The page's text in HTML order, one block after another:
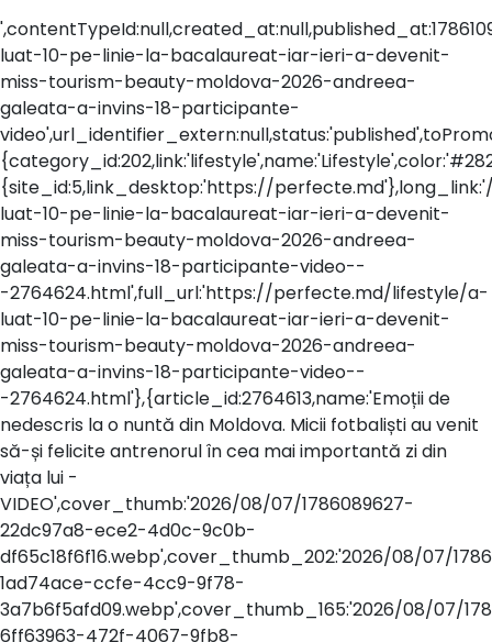
luat-10-pe-linie-la-bacalaureat-iar-ieri-a-devenit-
miss-tourism-beauty-moldova-2026-andreea-
galeata-a-invins-18-participante-
{site_id:5,link_desktop:'https://
luat-10-pe-linie-la-bacalaureat-iar-ieri-a-devenit-
miss-tourism-beauty-moldova-2026-andreea-
galeata-a-invins-18-participante-video--
-2764624.html',full_url:'https://perfecte.md/lifestyle/a-
luat-10-pe-linie-la-bacalaureat-iar-ieri-a-devenit-
miss-tourism-beauty-moldova-2026-andreea-
galeata-a-invins-18-participante-video--
-2764624.html'},{article_id:2764613,name:'Emoții de
nedescris la o nuntă din Moldova. Micii fotbaliști au venit
să-și felicite antrenorul în cea mai importantă zi din
viața lui -
VIDEO',cover_thumb:'2026/08/07/1786089627-
22dc97a8-ece2-4d0c-9c0b-
df65c18f6f16.webp',cover_thumb_202:'2026/08/07/
1ad74ace-ccfe-4cc9-9f78-
3a7b6f5afd09.webp',cover_thumb_165:'2026/08/07/
6ff63963-472f-4067-9fb8-